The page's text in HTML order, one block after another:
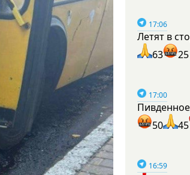
17:06
Летят в
63
25
17:00
50
45
16:59